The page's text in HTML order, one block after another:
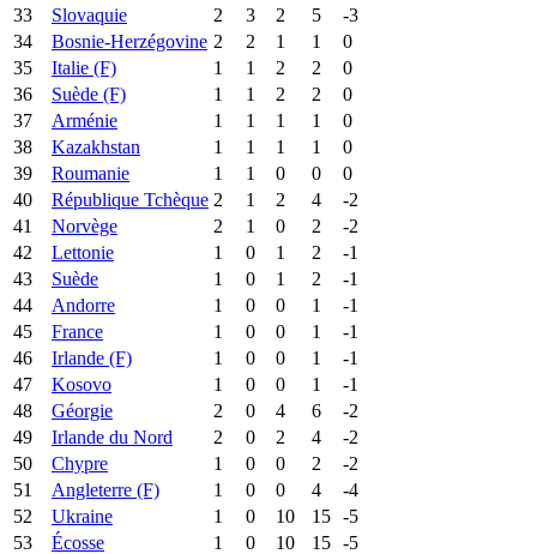
33
Slovaquie 2 3 2 5
-3
34
Bosnie-Herzégovine 2 2 1 1
0
35
Italie (F) 1 1 2 2
0
36
Suède (F) 1 1 2 2
0
37
Arménie 1 1 1 1
0
38
Kazakhstan 1 1 1 1
0
39
Roumanie 1 1 0 0
0
40
République Tchèque 2 1 2 4
-2
41
Norvège 2 1 0 2
-2
42
Lettonie 1 0 1 2
-1
43
Suède 1 0 1 2
-1
44
Andorre 1 0 0 1
-1
45
France 1 0 0 1
-1
46
Irlande (F) 1 0 0 1
-1
47
Kosovo 1 0 0 1
-1
48
Géorgie 2 0 4 6
-2
49
Irlande du Nord 2 0 2 4
-2
50
Chypre 1 0 0 2
-2
51
Angleterre (F) 1 0 0 4
-4
52
Ukraine 1 0 10 15 -5
53
Écosse 1 0 10 15 -5